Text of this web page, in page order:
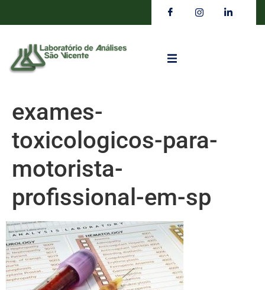
exames-
toxicologicos-para-
motorista-
profissional-em-sp